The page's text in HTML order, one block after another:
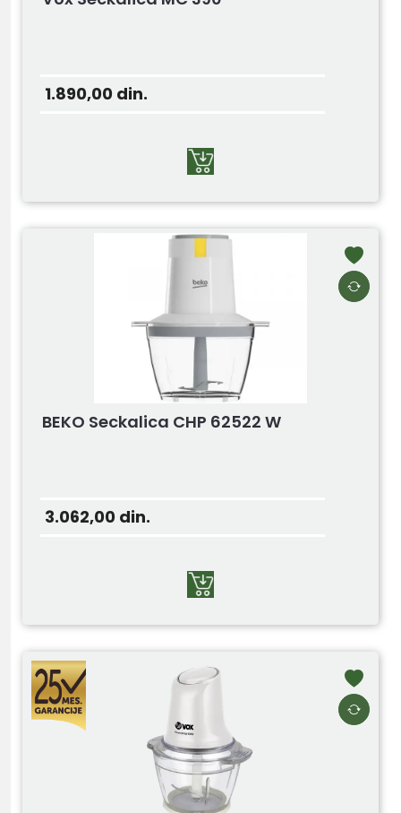
1.890,00 din.
BEKO Seckalica CHP 62522 W
3.062,00 din.